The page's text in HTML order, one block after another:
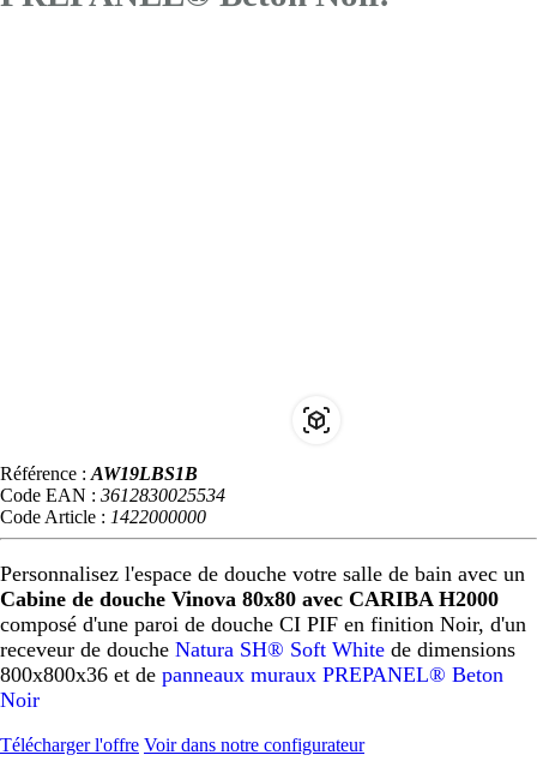
Référence : AW19LBS1B
Code EAN : 3612830025534
Code Article : 1422000000
Personnalisez l'espace de douche votre salle de bain avec un
Cabine de douche Vinova 80x80 avec CARIBA H2000
composé d'une paroi de douche CI PIF en finition Noir, d'un
receveur de douche Natura SH® Soft White de dimensions
800x800x36 et de panneaux muraux PREPANEL® Beton
Noir
Télécharger l'offre Voir dans notre configurateur